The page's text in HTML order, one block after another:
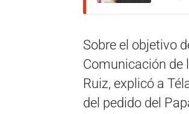
Sobre el objetivo
Comunicación de
Ruiz, explicó a
del pedido del